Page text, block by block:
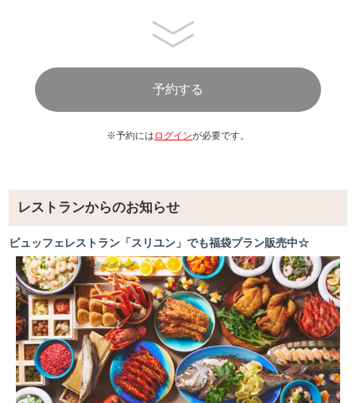
※予約には ログインが必要です。
レストランからのお知らせ
ビュッフェレストラン「スリユン」でも福袋プラン販売中☆